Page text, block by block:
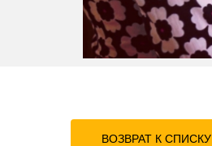
ВОЗВРАТ К СПИСКУ